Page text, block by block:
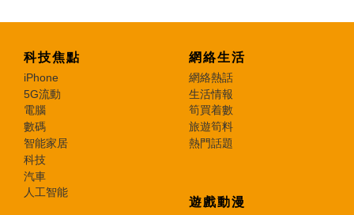
科技焦點
iPhone
5G流動
電腦
數碼
智能家居
科技
汽車
人工智能
網絡生活
網絡熱話
生活情報
筍買着數
旅遊筍料
熱門話題
遊戲動漫